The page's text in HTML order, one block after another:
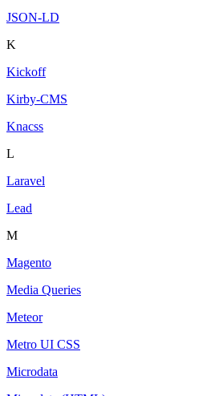
JSON-LD
K
Kickoff
Kirby-CMS
Knacss
L
Laravel
Lead
M
Magento
Media Queries
Meteor
Metro UI CSS
Microdata